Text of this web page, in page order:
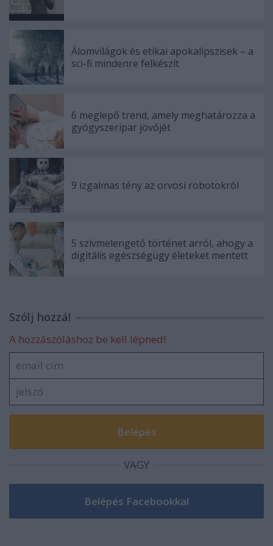
Álomvilágok és etikai apokalipszisek – a
sci-fi mindenre felkészít
6 meglepő trend, amely meghatározza a
gyógyszeripar jövőjét
9 izgalmas tény az orvosi robotokról
5 szívmelengető történet arról, ahogy a
digitális egészségügy életeket mentett
Szólj hozzá!
A hozzászóláshoz be kell lépned!
VAGY